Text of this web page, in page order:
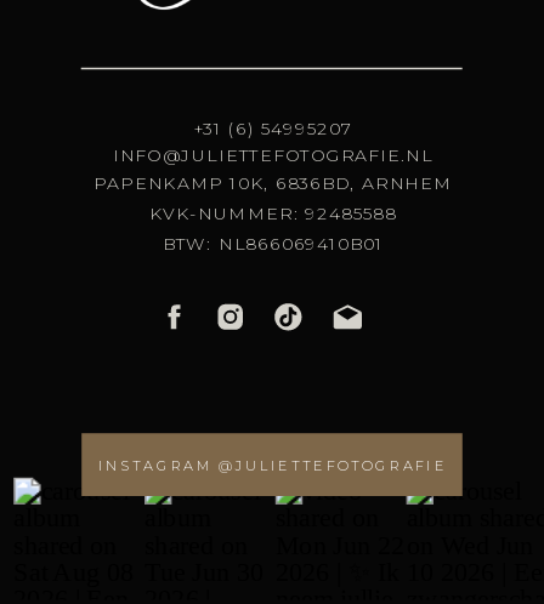
PAPENKAMP 10K, 6836BD, ARNHEM
KVK-NUMMER: 92485588
BTW: NL866069410B01
INFO@JULIETTEFOTOGRAFIE.NL
+31 (6) 54995207
INSTAGRAM @JULIETTEFOTOGRAFIE